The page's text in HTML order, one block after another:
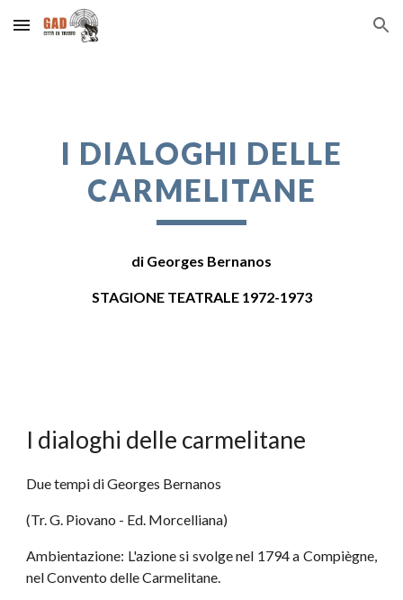
Skip to main content Skip to navigation
I DIALOGHI DELLE
CARMELITANE
di Georges Bernanos
STAGIONE TEATRALE 1972-1973
I dialoghi delle carmelitane
Due tempi di Georges Bernanos
(Tr. G. Piovano - Ed. Morcelliana)
Ambientazione: L'azione si svolge nel 1794 a Compiègne,
nel Convento delle Carmelitane.